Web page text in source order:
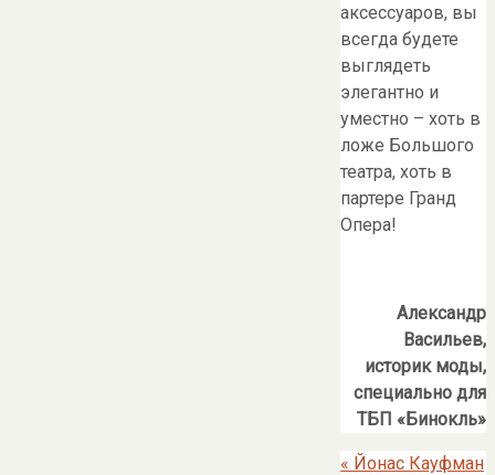
аксессуаров, вы
всегда будете
выглядеть
элегантно и
уместно – хоть в
ложе Большого
театра, хоть в
партере Гранд
Опера!
Александр
Васильев,
историк моды,
специально для
ТБП «Бинокль»
« Йонас Кауфман